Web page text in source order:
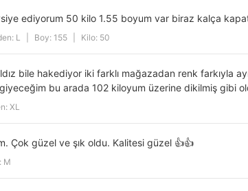
Regular
polo yaka
Striped
ediyorum 50 kilo 1.55 boyum var biraz kalça
L Boy: 155 Kilo: 50
bile hakediyor iki farklı mağazadan renk farkıyla
bu arada 102 kiloyum üzerine dikilmiş gibi
XL
Çok güzel ve şık oldu. Kalitesi güzel 👍👍
M